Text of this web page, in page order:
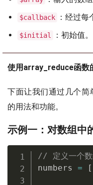
$callback ：经过每
$initial ：初始值。
使用array_reduce函数
下面让我们通过几个简
的用法和功能。
示例一：对数组中
// 定义一个数
numbers = [